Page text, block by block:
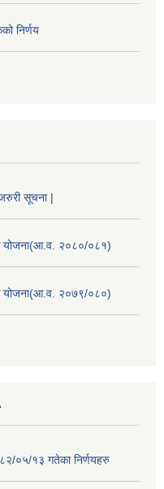
निर्णय
सूचना |
योजना(आ.व. २०८०/०८१)
योजना(आ.व. २०७९/०८०)
०५/१३ गतेका निर्णयहरु